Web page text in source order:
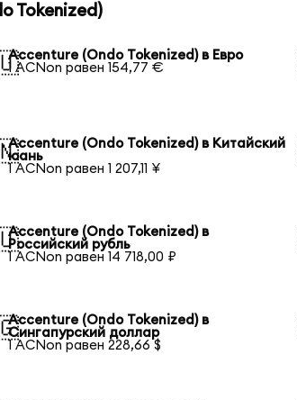
Tokenized)
Accenture (Ondo Tokenized) в Евро
1 ACNon равен 154,77 €
Accenture (Ondo Tokenized) в Китайский
юань
1 ACNon равен 1 207,11 ¥
Accenture (Ondo Tokenized) в
Российский рубль
1 ACNon равен 14 718,00 ₽
Accenture (Ondo Tokenized) в
Сингапурский доллар
1 ACNon равен 228,66 $